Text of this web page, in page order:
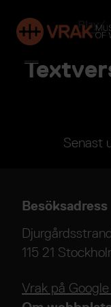
Play
Senast
Besöksadress
115 21
Vrak på